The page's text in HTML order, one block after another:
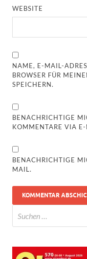
WEBSITE
NAME, E-MAIL-
BROWSER FÜR
SPEICHERN.
BENACHRICHTIGE
KOMMENTARE VIA
BENACHRICHTIGE
MAIL.